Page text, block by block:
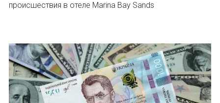
происшествия в отеле Marina Bay Sands